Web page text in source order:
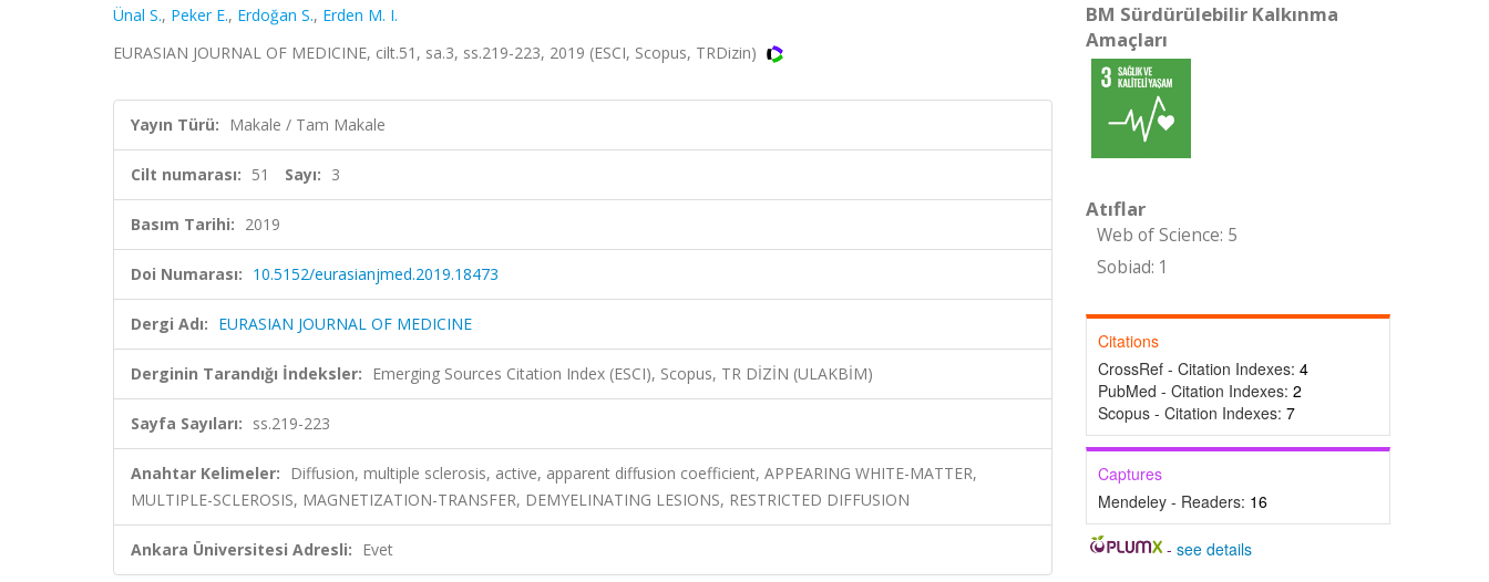
Ünal S., Peker E., Erdoğan S., Erden M. I.
EURASIAN JOURNAL OF MEDICINE, cilt.51, sa.3, ss.219-223, 2019 (ESCI, Scopus, TRDizin)
Yayın Türü: Makale / Tam Makale
Cilt numarası: 51 Sayı: 3
Basım Tarihi: 2019
Doi Numarası: 10.5152/eurasianjmed.2019.18473
Dergi Adı: EURASIAN JOURNAL OF MEDICINE
Derginin Tarandığı İndeksler: Emerging Sources Citation Index (ESCI), Scopus, TR DİZİN (ULAKBİM)
Sayfa Sayıları: ss.219-223
Anahtar Kelimeler: Diffusion, multiple sclerosis, active, apparent diffusion coefficient, APPEARING WHITE-MATTER,
MULTIPLE-SCLEROSIS, MAGNETIZATION-TRANSFER, DEMYELINATING LESIONS, RESTRICTED DIFFUSION
Ankara Üniversitesi Adresli: Evet
BM Sürdürülebilir Kalkınma
Amaçları
Atıflar
Web of Science: 5
Sobiad: 1
Citations
CrossRef - Citation Indexes: 4
PubMed - Citation Indexes: 2
Scopus - Citation Indexes: 7
Captures
Mendeley - Readers: 16
-see details